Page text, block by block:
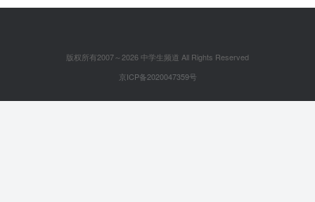
版权所有2007～2026 中学生频道 All Rights Reserved
京ICP备2020047359号